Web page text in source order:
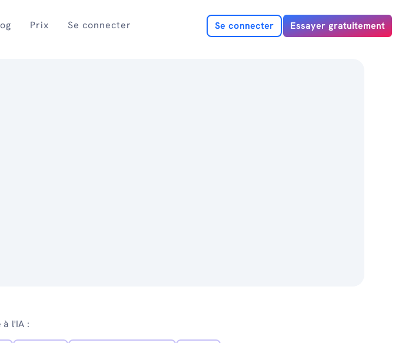
Prix Se connecter Se connecter Essayer gratuitement
l'IA :